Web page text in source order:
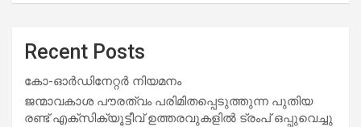
Recent Posts
കോ-ഓർഡിനേറ്റർ നിയമനം
ജന്മാവകാശ പൗരത്വം പരിമിതപ്പെടുത്തുന്ന പുതിയ
രണ്ട് എക്സിക്യൂട്ടീവ് ഉത്തരവുകളിൽ ട്രംപ് ഒപ്പുവെച്ചു